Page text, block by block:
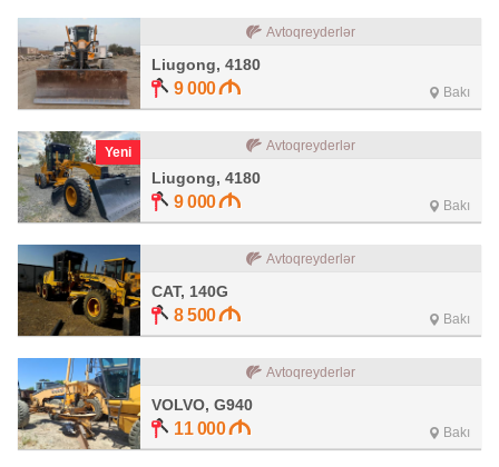
Avtoqreyderlər
Liugong, 4180
9 000 Bakı
Yeni Avtoqreyderlər
Liugong, 4180
9 000 Bakı
Avtoqreyderlər
CAT, 140G
8 500 Bakı
Avtoqreyderlər
VOLVO, G940
11 000 Bakı